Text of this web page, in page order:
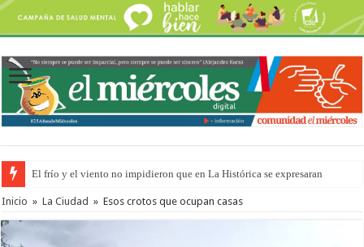
El frío y el viento no impidieron que en La Histórica se expresaran
Inicio » La Ciudad » Esos crotos que ocupan casas